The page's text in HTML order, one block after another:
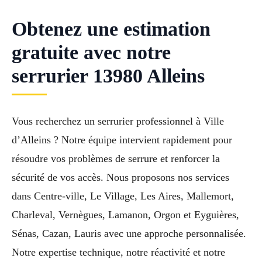
Obtenez une estimation
gratuite avec notre
serrurier 13980 Alleins
Vous recherchez un serrurier professionnel à Ville
d’Alleins ? Notre équipe intervient rapidement pour
résoudre vos problèmes de serrure et renforcer la
sécurité de vos accès. Nous proposons nos services
dans Centre-ville, Le Village, Les Aires, Mallemort,
Charleval, Vernègues, Lamanon, Orgon et Eyguières,
Sénas, Cazan, Lauris avec une approche personnalisée.
Notre expertise technique, notre réactivité et notre